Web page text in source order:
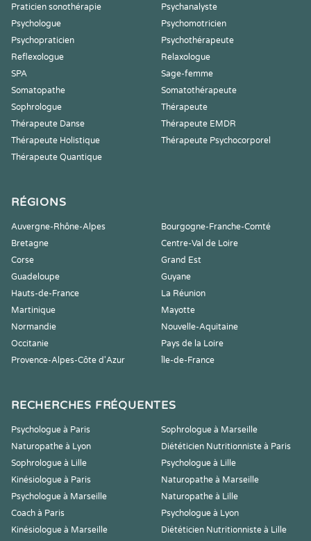
Praticien sonothérapie
Psychanalyste
Psychologue
Psychomotricien
Psychopraticien
Psychothérapeute
Reflexologue
Relaxologue
SPA
Sage-femme
Somatopathe
Somatothérapeute
Sophrologue
Thérapeute
Thérapeute Danse
Thérapeute EMDR
Thérapeute Holistique
Thérapeute Psychocorporel
Thérapeute Quantique
RÉGIONS
Auvergne-Rhône-Alpes
Bourgogne-Franche-Comté
Bretagne
Centre-Val de Loire
Corse
Grand Est
Guadeloupe
Guyane
Hauts-de-France
La Réunion
Martinique
Mayotte
Normandie
Nouvelle-Aquitaine
Occitanie
Pays de la Loire
Provence-Alpes-Côte d'Azur
Île-de-France
RECHERCHES FRÉQUENTES
Psychologue à Paris
Sophrologue à Marseille
Naturopathe à Lyon
Diététicien Nutritionniste à Paris
Sophrologue à Lille
Psychologue à Lille
Kinésiologue à Paris
Naturopathe à Marseille
Psychologue à Marseille
Naturopathe à Lille
Coach à Paris
Psychologue à Lyon
Kinésiologue à Marseille
Diététicien Nutritionniste à Lille